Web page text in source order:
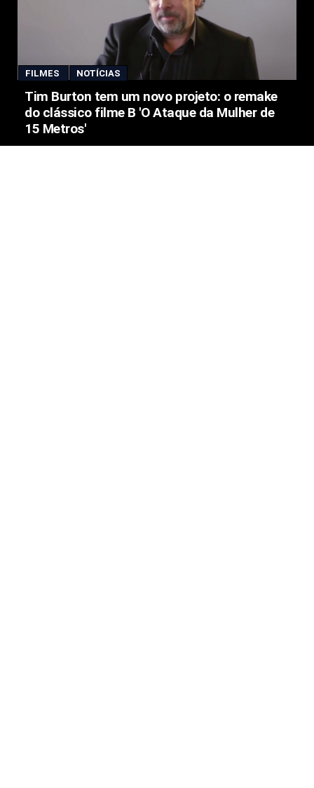
FILMES NOTÍCIAS
Tim Burton tem um novo projeto: o remake
do clássico filme B 'O Ataque da Mulher de
15 Metros'